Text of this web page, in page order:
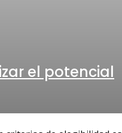
el potencial